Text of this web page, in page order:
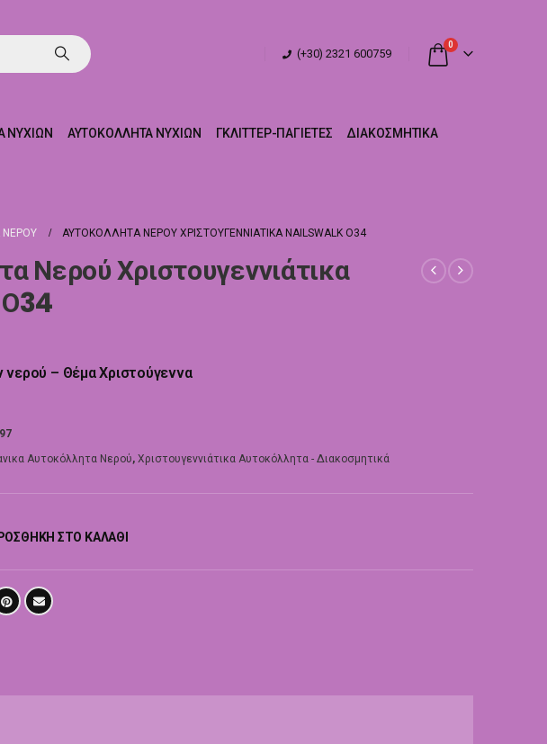
(+30) 2321 600759
0
ΝΥΧΙΏΝ ΑΥΤΟΚΌΛΛΗΤΑ ΝΥΧΙΏΝ ΓΚΛΊΤΤΕΡ-ΠΑΓΙΈΤΕΣ ΔΙΑΚΟΣΜΗΤΙΚΆ
ΝΕΡΟΎ ΑΥΤΟΚΌΛΛΗΤΑ ΝΕΡΟΎ ΧΡΙΣΤΟΥΓΕΝΝΙΆΤΙΚΑ NAILSWALK Ο34
Νερού Χριστουγεννιάτικα
– Θέμα Χριστούγεννα
Αυτοκόλλητα Νερού, Χριστουγεννιάτικα Αυτοκόλλητα - Διακοσμητικά
ΣΤΟ ΚΑΛΆΘΙ